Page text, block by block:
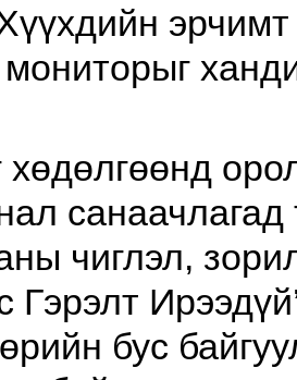
эрчимт
хөдөлгөөнд
чиглэл,
Гэрэлт
бус